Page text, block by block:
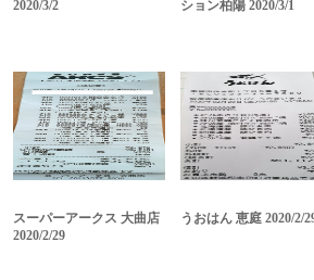
2020/3/2 ション柏陽 2020/3/1
スーパーアークス 大曲店
2020/2/29
うおはん 恵庭 2020/2/